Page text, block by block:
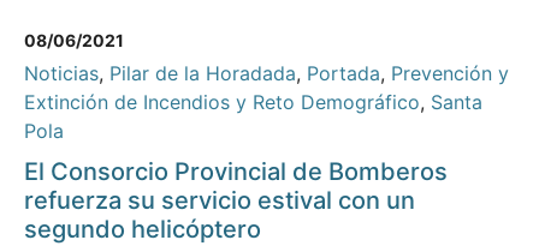
08/06/2021
Noticias, Pilar de la Horadada, Portada, Prevención y
Extinción de Incendios y Reto Demográfico, Santa
Pola
El Consorcio Provincial de Bomberos
refuerza su servicio estival con un
segundo helicóptero